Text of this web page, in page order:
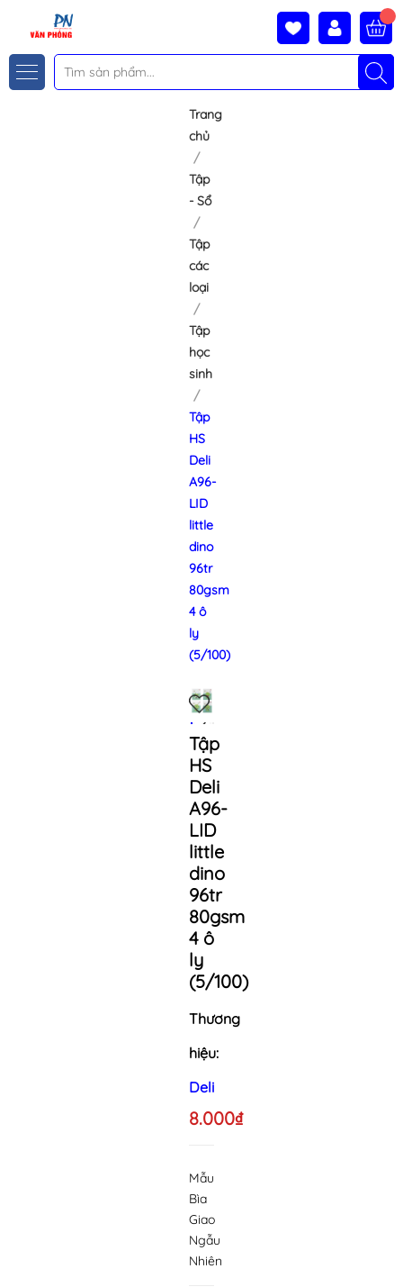
Trang
chủ
Tập
- Sổ
Tập
các
loại
Tập
học
sinh
Tập
HS
Deli
A96-
LID
little
dino
96tr
80gsm
4 ô
ly
(5/100)
Tập
HS
Deli
A96-
LID
little
dino
96tr
80gsm
4 ô
ly
(5/100)
Thương
hiệu:
Deli
8.000₫
Mẫu
Bìa
Giao
Ngẫu
Nhiên